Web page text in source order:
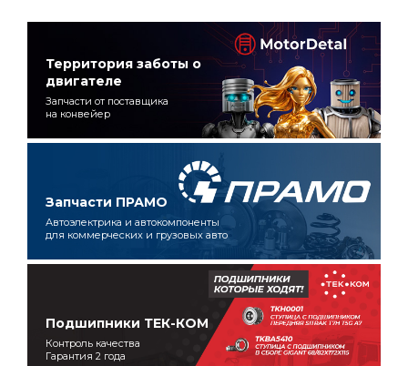
Территория заботы о
двигателе
Запчасти от поставщика
на конвейер
Запчасти ПРАМО
Автоэлектрика и автокомпоненты
для коммерческих и грузовых авто
Подшипники ТЕК-КОМ
Контроль качества
Гарантия 2 года